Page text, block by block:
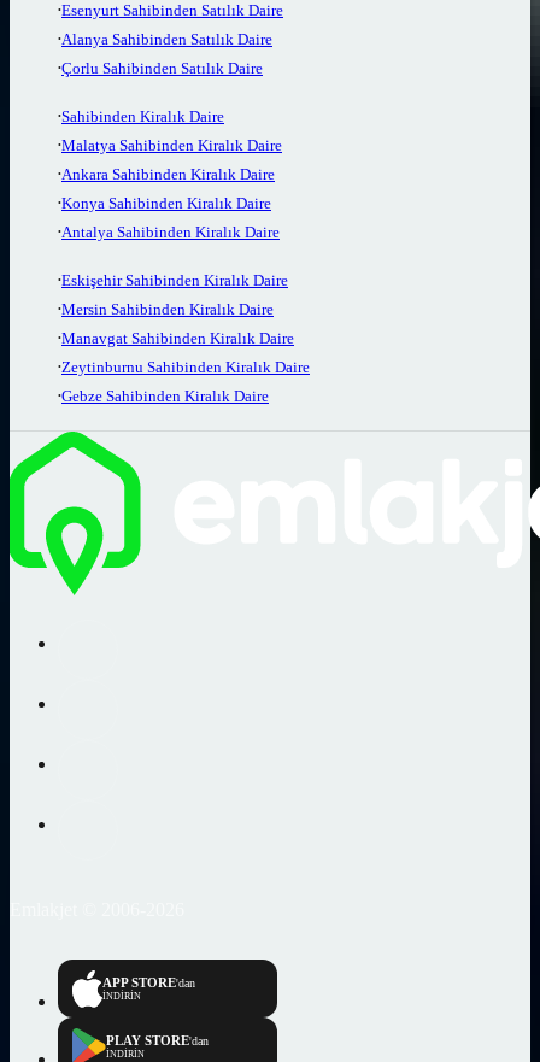
Esenyurt Sahibinden Satılık Daire
Alanya Sahibinden Satılık Daire
Çorlu Sahibinden Satılık Daire
Sahibinden Kiralık Daire
Malatya Sahibinden Kiralık Daire
Ankara Sahibinden Kiralık Daire
Konya Sahibinden Kiralık Daire
Antalya Sahibinden Kiralık Daire
Eskişehir Sahibinden Kiralık Daire
Mersin Sahibinden Kiralık Daire
Manavgat Sahibinden Kiralık Daire
Zeytinburnu Sahibinden Kiralık Daire
Gebze Sahibinden Kiralık Daire
APP STORE'dan
İNDİRİN
PLAY STORE'dan
İNDİRİN